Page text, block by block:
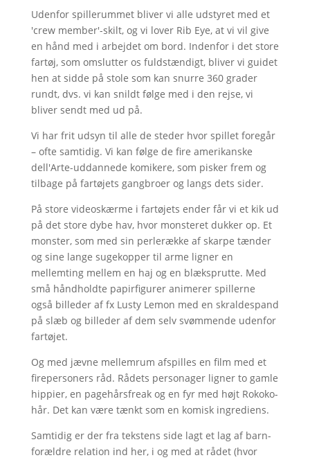
Udenfor spillerummet bliver vi alle udstyret med et
'crew member'-skilt, og vi lover Rib Eye, at vi vil give
en hånd med i arbejdet om bord. Indenfor i det store
fartøj, som omslutter os fuldstændigt, bliver vi guidet
hen at sidde på stole som kan snurre 360 grader
rundt, dvs. vi kan snildt følge med i den rejse, vi
bliver sendt med ud på.
Vi har frit udsyn til alle de steder hvor spillet foregår
– ofte samtidig. Vi kan følge de fire amerikanske
dell'Arte-uddannede komikere, som pisker frem og
tilbage på fartøjets gangbroer og langs dets sider.
På store videoskærme i fartøjets ender får vi et kik ud
på det store dybe hav, hvor monsteret dukker op. Et
monster, som med sin perlerække af skarpe tænder
og sine lange sugekopper til arme ligner en
mellemting mellem en haj og en blæksprutte. Med
små håndholdte papirfigurer animerer spillerne
også billeder af fx Lusty Lemon med en skraldespand
på slæb og billeder af dem selv svømmende udenfor
fartøjet.
Og med jævne mellemrum afspilles en film med et
firepersoners råd. Rådets personager ligner to gamle
hippier, en pagehårsfreak og en fyr med højt Rokoko-
hår. Det kan være tænkt som en komisk ingrediens.
Samtidig er der fra tekstens side lagt et lag af barn-
forældre relation ind her, i og med at rådet (hvor